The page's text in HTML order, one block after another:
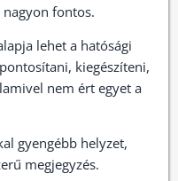
fontos.
lehet a hatósági
kiegészíteni,
nem ért egyet a
gyengébb helyzet,
megjegyzés.